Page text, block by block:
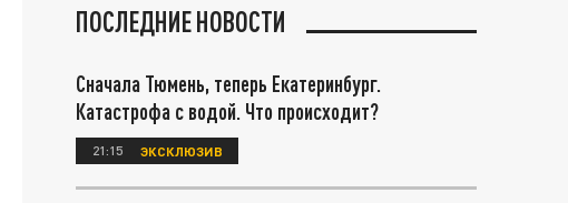
ПОСЛЕДНИЕ НОВОСТИ
Сначала Тюмень, теперь Екатеринбург.
Катастрофа с водой. Что происходит?
21:15 ЭКСКЛЮЗИВ